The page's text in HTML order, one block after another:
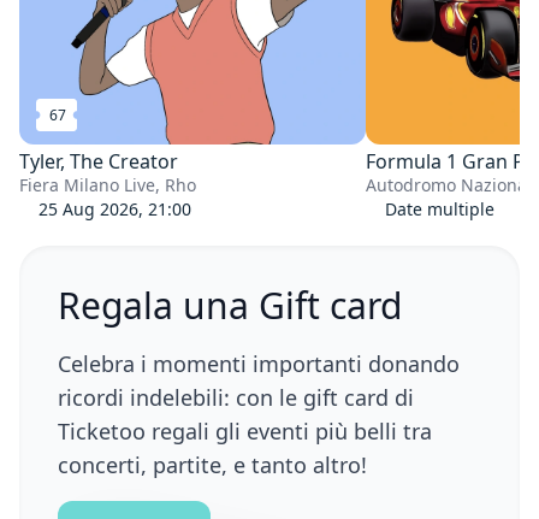
67
Tyler, The Creator
Fiera Milano Live, Rho
25 Aug 2026, 21:00
Formula 1 Gran
Autodromo
Date multiple
Regala una Gift card
Celebra i momenti importanti donando
ricordi indelebili: con le gift card di
Ticketoo regali gli eventi più belli tra
concerti, partite, e tanto altro!